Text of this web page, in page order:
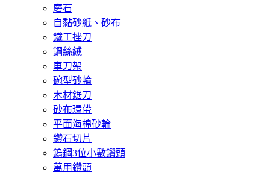
磨石
自黏砂紙、砂布
鐵工挫刀
鋼絲絨
車刀架
碗型砂輪
木材鋸刀
砂布環帶
平面海棉砂輪
鑽石切片
鎢鋼3位小數鑽頭
萬用鑽頭